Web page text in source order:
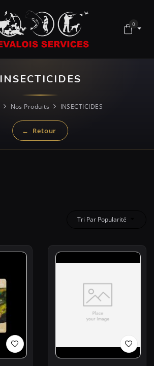
0
INSECTICIDES
Nos Produits INSECTICIDES
Tri Par Popularité